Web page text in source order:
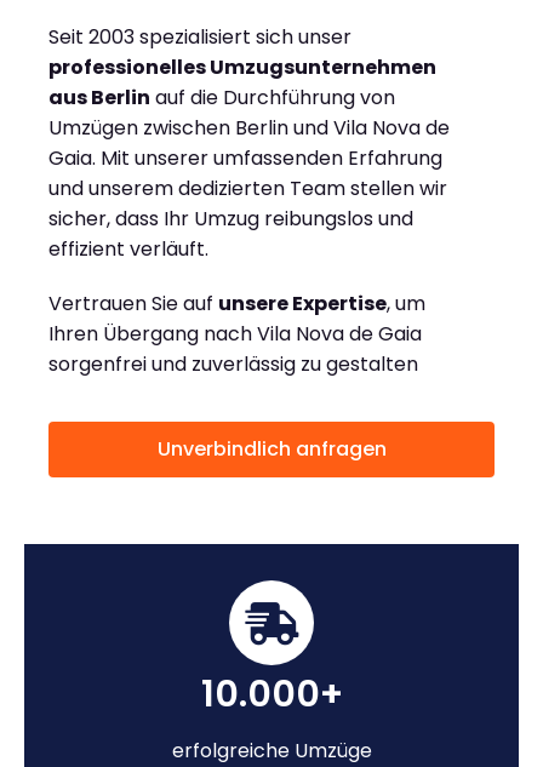
Seit 2003 spezialisiert sich unser
professionelles Umzugsunternehmen
aus Berlin auf die Durchführung von
Umzügen zwischen Berlin und Vila Nova de
Gaia. Mit unserer umfassenden Erfahrung
und unserem dedizierten Team stellen wir
sicher, dass Ihr Umzug reibungslos und
effizient verläuft.
Vertrauen Sie auf unsere Expertise, um
Ihren Übergang nach Vila Nova de Gaia
sorgenfrei und zuverlässig zu gestalten
Unverbindlich anfragen
10.000+
erfolgreiche Umzüge